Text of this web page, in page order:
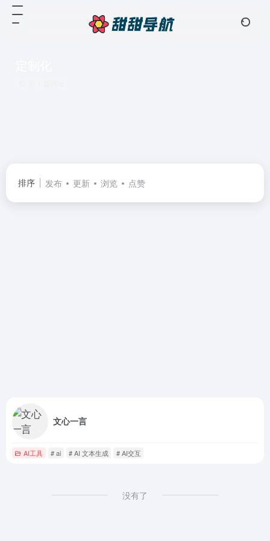
排序 发布 更新 浏览 点赞
文心一言
AI工具 # ai # AI 文本生成 # AI交互
没有了